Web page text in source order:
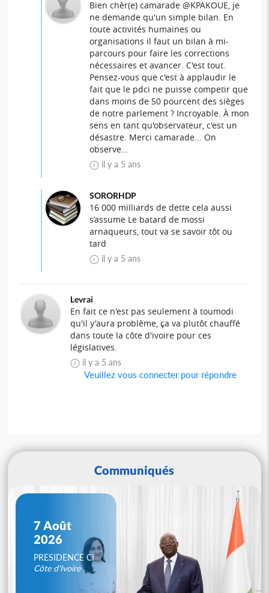
Bien chèr(e) camarade @KPAKOUE, je
ne demande qu'un simple bilan. En
toute activités humaines ou
organisations il faut un bilan à mi-
parcours pour faire les corrections
nécessaires et avancer. C'est tout.
Pensez-vous que c'est à applaudir le
fait que le pdci ne puisse competir que
dans moins de 50 pourcent des sièges
de notre parlement ? Incroyable. À mon
sens en tant qu'observateur, c'est un
désastre. Merci camarade... On
observe...
il y a 5 ans
SORORHDP
16 000 milliards de dette cela aussi
s’assume Le batard de mossi
arnaqueurs, tout va se savoir tôt ou
tard
il y a 5 ans
Levrai
En fait ce n'est pas seulement à toumodi
qu'il y'aura problème, ça va plutôt chauffé
dans toute la côte d'ivoire pour ces
législatives.
il y a 5 ans
Veuillez vous connecter pour répondre
Communiqués
7 Août
2026
PRESIDENCE CI
Côte d'Ivoire